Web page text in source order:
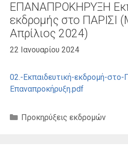
ΕΠΑΝΑΠΡΟΚΗΡΥΞΗ
εκδρομής στο ΠΑΡΙΣΙ
Απρίλιος 2024)
22 Ιανουαρίου 2024
02.-Εκπαιδευτική-εκδρομή-στο-
Επαναπροκήρυξη.pdf
Κατηγορίες
Προκηρύξεις εκδρομών